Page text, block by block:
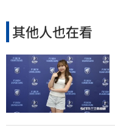
其他人也在看